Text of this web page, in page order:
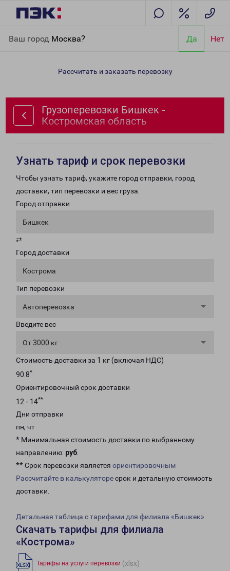
Ваш город Москва? Да Нет
область
Рассчитать и заказать перевозку
Грузоперевозки Бишкек -
Костромская область
Узнать тариф и срок перевозки
Чтобы узнать тариф, укажите город отправки, город
доставки, тип перевозки и вес груза.
Город отправки
Бишкек
⇄
Город доставки
Кострома
Тип перевозки
Автоперевозка
Введите вес
От 3000 кг
Стоимость доставки за 1 кг (включая НДС)
90.8*
Ориентировочный срок доставки
12 - 14**
Дни отправки
пн, чт
* Минимальная стоимость доставки по выбранному
направлению: руб.
** Срок перевозки является ориентировочным
Рассчитайте в калькуляторесрок и детальную стоимость
доставки.
Детальная таблица с тарифами для филиала «Бишкек»
Скачать тарифы для филиала
«Кострома»
Тарифы на услуги перевозки (xlsx)